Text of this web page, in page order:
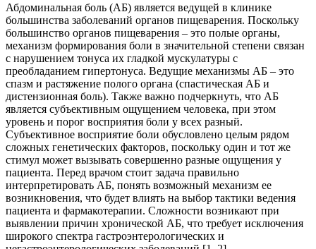
Абдоминальная боль (АБ) является ведущей в клинике
большинства заболеваний органов пищеварения. Поскольку
большинство органов пищеварения – это полые органы,
механизм формирования боли в значительной степени связан
с нарушением тонуса их гладкой мускулатуры с
преобладанием гипертонуса. Ведущие механизмы АБ – это
спазм и растяжение полого органа (спастическая АБ и
дистензионная боль). Также важно подчеркнуть, что АБ
является субъективным ощущением человека, при этом
уровень и порог восприятия боли у всех разный.
Субъективное восприятие боли обусловлено целым рядом
сложных генетических факторов, поскольку один и тот же
стимул может вызывать совершенно разные ощущения у
пациента. Перед врачом стоит задача правильно
интерпретировать АБ, понять возможный механизм ее
возникновения, что будет влиять на выбор тактики ведения
пациента и фармакотерапии. Сложности возникают при
выявлении причин хронической АБ, что требует исключения
широкого спектра гастроэнтерологических и